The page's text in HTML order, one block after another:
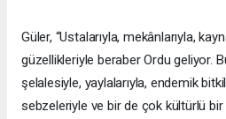
Güler, “Ustalarıyla, mekânlarıyla,
güzellikleriyle beraber Ordu geliyor.
şelalesiyle, yaylalarıyla, endemik
sebzeleriyle ve bir de çok kültürlü bir